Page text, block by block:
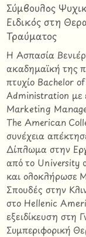
Σύμβουλος
Ειδικός στη
Τραύματος
Η Ασπασία
ακαδημαϊκή της
πτυχίο Bachelor
Administration με
Marketing
The American
συνέχεια
Δίπλωμα στην
από το University
και ολοκλήρωσε
Σπουδές στην
στο Hellenic
εξειδίκευση στη
Συμπεριφορική